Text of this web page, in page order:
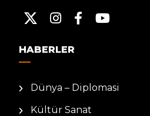
HABERLER
Dünya – Diplomasi
Kültür Sanat